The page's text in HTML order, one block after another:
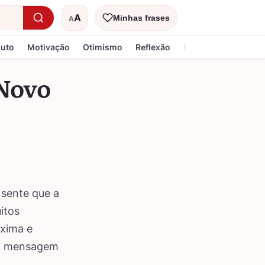
AA
Tamanho do textoMinhas frases
Motivação Otimismo Reflexão Religiosa
que a
e